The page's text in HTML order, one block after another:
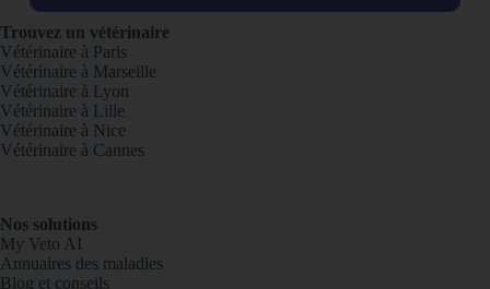
Trouvez un vétérinaire
Vétérinaire à Paris
Vétérinaire à Marseille
Vétérinaire à Lyon
Vétérinaire à Lille
Vétérinaire à Nice
Vétérinaire à Cannes
Nos solutions
My Veto AI
Annuaires des maladies
Blog et conseils